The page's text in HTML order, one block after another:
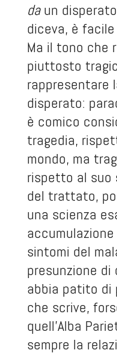
daun disperato
diceva, è
Ma il tono che
piuttosto
rappresentare
disperato:
è comico
tragedia,
mondo, ma
rispetto al suo
del trattato,
una scienza
sintomi del
presunzione di
abbia patito di
che scrive,
quell’Alba
sempre la